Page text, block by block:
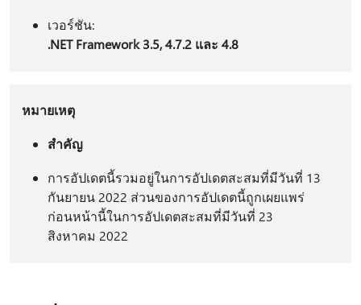
เวอร์ชัน:
.NET Framework 3.5, 4.7.2 และ 4.8
หมายเหตุ
สำคัญ
การอัปเดตนี้รวมอยู่ในการอัปเดตสะสมที่มีวันที่ 13
กันยายน 2022 ส่วนของการอัปเดตนี้ถูกเผยแพร่
ก่อนหน้านี้ในการอัปเดตสะสมที่มีวันที่ 23
สิงหาคม 2022